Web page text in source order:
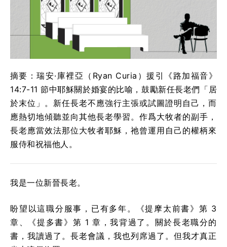
意大利語
土耳其語
阿拉伯語
阿爾巴尼亞語
柬埔寨語
摘要：瑞安·庫裡亞（Ryan Curia）援引《路加福音》
14:7-11 節中耶穌關於婚宴的比喻，鼓勵新任長老們「居
於末位」。新任長老不應強行主張或試圖證明自己，而
應熱切地傾聽並向其他長老學習。作爲大牧者的副手，
長老應當效法那位大牧者耶穌，祂曾運用自己的權柄來
服侍和祝福他人。
我是一位新晉長老。
盼望以這職分服事，已有多年。《提摩太前書》第 3
章、《提多書》第 1 章，我背過了。關於長老職分的
書，我讀過了。長老會議，我也列席過了。但我才真正